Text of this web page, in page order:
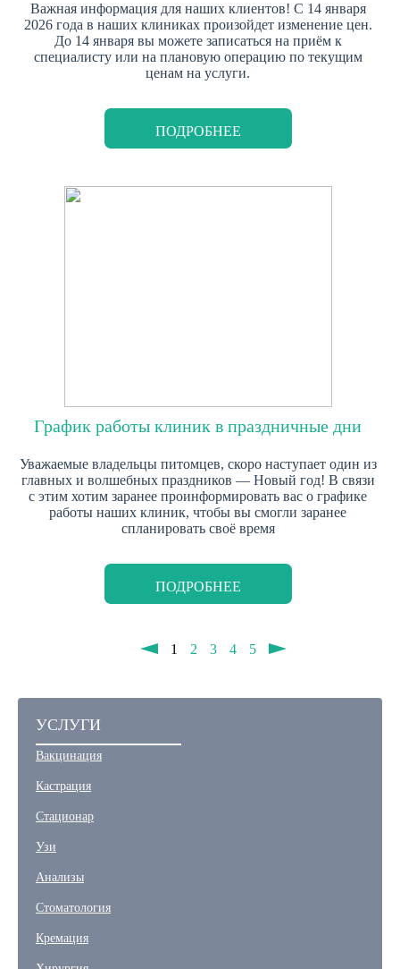
Важная информация для наших клиентов! С 14 января
2026 года в наших клиниках произойдет изменение цен.
До 14 января вы можете записаться на приём к
специалисту или на плановую операцию по текущим
ценам на услуги.
ПОДРОБНЕЕ
График работы клиник в праздничные дни
Уважаемые владельцы питомцев, скоро наступает один из
главных и волшебных праздников — Новый год! В связи
с этим хотим заранее проинформировать вас о графике
работы наших клиник, чтобы вы смогли заранее
спланировать своё время
ПОДРОБНЕЕ
1 2 3 4 5
УСЛУГИ
Вакцинация
Кастрация
Стационар
Узи
Анализы
Стоматология
Кремация